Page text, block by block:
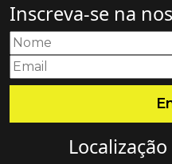
Inscreva-se na
Localização